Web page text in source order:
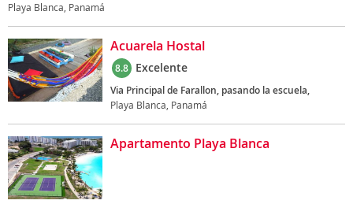
Playa Blanca, Panamá
Acuarela Hostal
8.8 Excelente
Via Principal de Farallon, pasando la escuela,
Playa Blanca, Panamá
Apartamento Playa Blanca